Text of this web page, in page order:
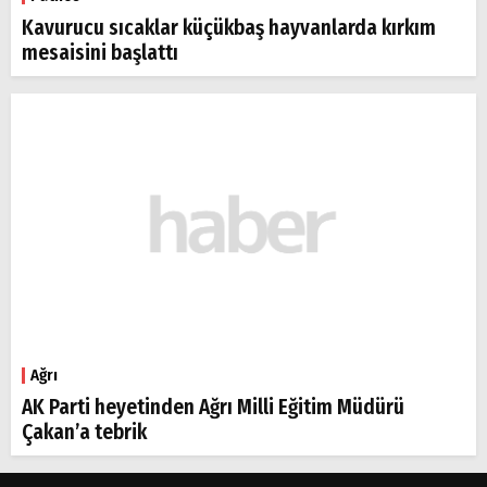
Kavurucu sıcaklar küçükbaş hayvanlarda kırkım
mesaisini başlattı
Ağrı
AK Parti heyetinden Ağrı Milli Eğitim Müdürü
Çakan’a tebrik